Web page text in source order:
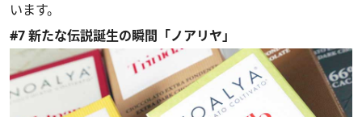
います。
#7 新たな伝説誕生の瞬間「ノアリヤ」